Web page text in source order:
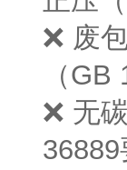
❌ 废
（
❌ 无